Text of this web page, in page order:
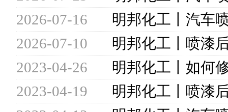
2026-07-16
2026-07-10
2023-04-26
2023-04-19